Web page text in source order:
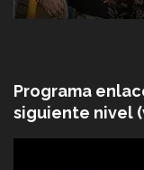
Programa
siguiente nivel